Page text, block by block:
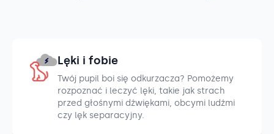
Lęki i fobie
Twój pupil boi się odkurzacza? Pomożemy
rozpoznać i leczyć lęki, takie jak strach
przed głośnymi dźwiękami, obcymi ludźmi
czy lęk separacyjny.